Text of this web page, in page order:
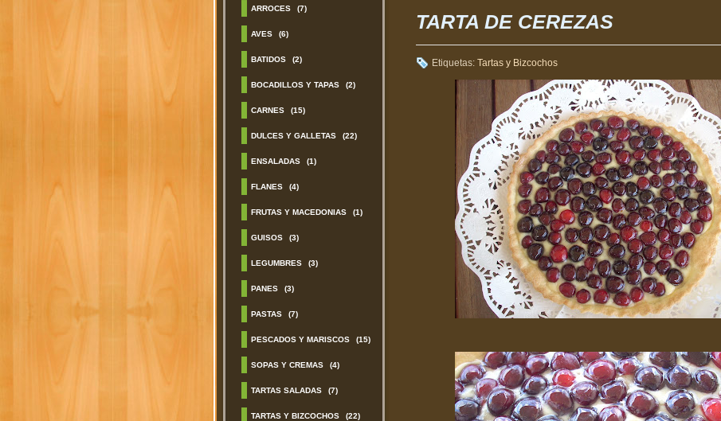
ARROCES (7)
AVES (6)
BATIDOS (2)
BOCADILLOS Y TAPAS (2)
CARNES (15)
DULCES Y GALLETAS (22)
ENSALADAS (1)
FLANES (4)
FRUTAS Y MACEDONIAS (1)
GUISOS (3)
LEGUMBRES (3)
PANES (3)
PASTAS (7)
PESCADOS Y MARISCOS (15)
SOPAS Y CREMAS (4)
TARTAS SALADAS (7)
TARTAS Y BIZCOCHOS (22)
TARTA DE CEREZAS
Etiquetas: Tartas y Bizcochos